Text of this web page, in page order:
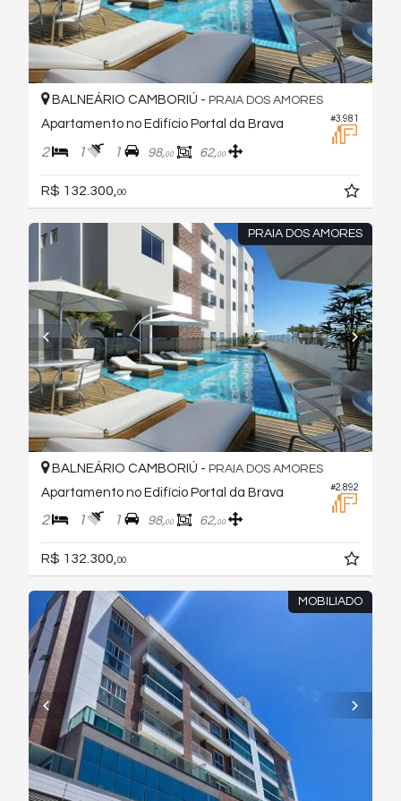
#3.981
BALNEÁRIO CAMBORIÚ - PRAIA DOS AMORES
Apartamento no Edifício Portal da Brava
2 1 1 98,00 62,00
R$ 132.300, 00
PRAIA DOS AMORES
#2.892
BALNEÁRIO CAMBORIÚ - PRAIA DOS AMORES
Apartamento no Edifício Portal da Brava
2 1 1 98,00 62,00
R$ 132.300,00
MOBILIADO